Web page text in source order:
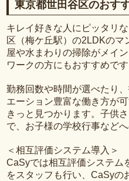
東京都世田谷区のおす
キレイ好きな人にピッタリ
区（梅ケ丘駅）の2LDKのマ
屋や水まわりの掃除がメイ
ワークの方にもおすすめです
勤務回数や時間が選べたり
エーション豊富な働き方が
きっと見つかります。子供
で、お子様の学校行事など
＜相互評価システム導入＞
CaSyでは相互評価システム
をスタッフも行い、CaSyの